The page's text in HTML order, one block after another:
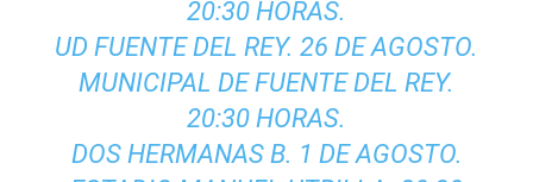
20:30 HORAS.
UD FUENTE DEL REY. 26 DE AGOSTO.
MUNICIPAL DE FUENTE DEL REY.
20:30 HORAS.
DOS HERMANAS B. 1 DE AGOSTO.